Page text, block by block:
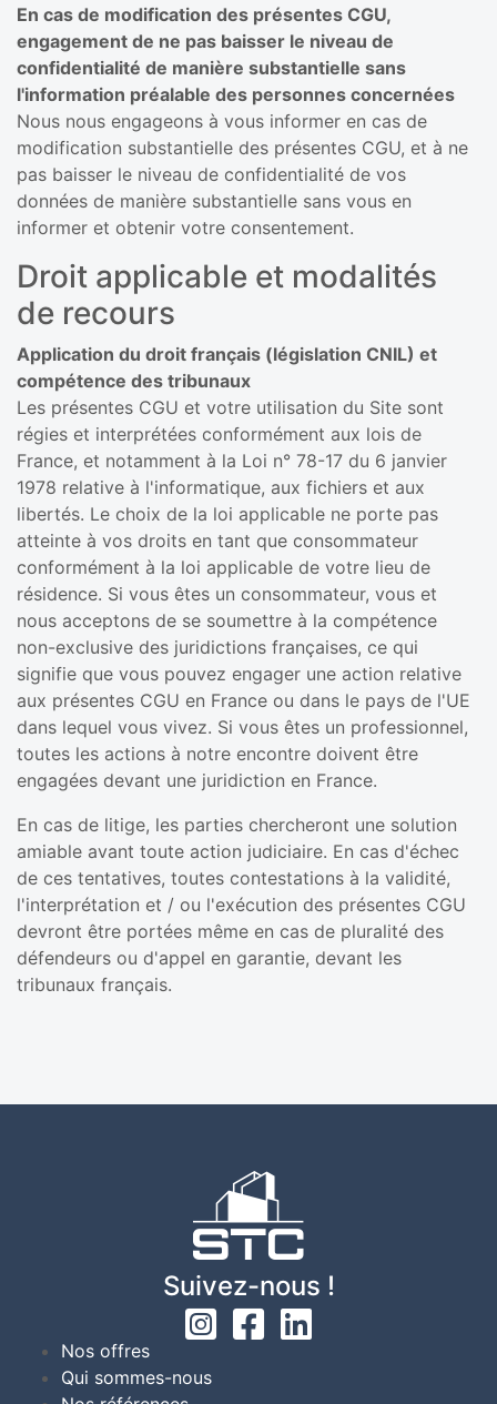
En cas de modification des présentes CGU,
engagement de ne pas baisser le niveau de
confidentialité de manière substantielle sans
l'information préalable des personnes concernées
Nous nous engageons à vous informer en cas de
modification substantielle des présentes CGU, et à ne
pas baisser le niveau de confidentialité de vos
données de manière substantielle sans vous en
informer et obtenir votre consentement.
Droit applicable et modalités
de recours
Application du droit français (législation CNIL) et
compétence des tribunaux
Les présentes CGU et votre utilisation du Site sont
régies et interprétées conformément aux lois de
France, et notamment à la Loi n° 78-17 du 6 janvier
1978 relative à l'informatique, aux fichiers et aux
libertés. Le choix de la loi applicable ne porte pas
atteinte à vos droits en tant que consommateur
conformément à la loi applicable de votre lieu de
résidence. Si vous êtes un consommateur, vous et
nous acceptons de se soumettre à la compétence
non-exclusive des juridictions françaises, ce qui
signifie que vous pouvez engager une action relative
aux présentes CGU en France ou dans le pays de l'UE
dans lequel vous vivez. Si vous êtes un professionnel,
toutes les actions à notre encontre doivent être
engagées devant une juridiction en France.
En cas de litige, les parties chercheront une solution
amiable avant toute action judiciaire. En cas d'échec
de ces tentatives, toutes contestations à la validité,
l'interprétation et / ou l'exécution des présentes CGU
devront être portées même en cas de pluralité des
défendeurs ou d'appel en garantie, devant les
tribunaux français.
Suivez-nous !
Nos offres
Qui sommes-nous